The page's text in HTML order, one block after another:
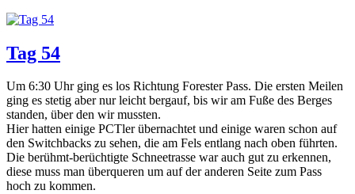
Tag 54
Um 6:30 Uhr ging es los Richtung Forester Pass. Die ersten Meilen
ging es stetig aber nur leicht bergauf, bis wir am Fuße des Berges
standen, über den wir mussten.
Hier hatten einige PCTler übernachtet und einige waren schon auf
den Switchbacks zu sehen, die am Fels entlang nach oben führten.
Die berühmt-berüchtigte Schneetrasse war auch gut zu erkennen,
diese muss man überqueren um auf der anderen Seite zum Pass
hoch zu kommen.